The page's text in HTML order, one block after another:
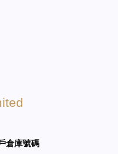
倉庫號碼